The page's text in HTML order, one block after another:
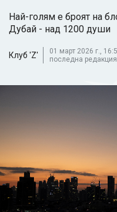
Най-голям е броят на
Дубай - над 1200 души
Клуб 'Z'
01 март 2026 г.,
последна